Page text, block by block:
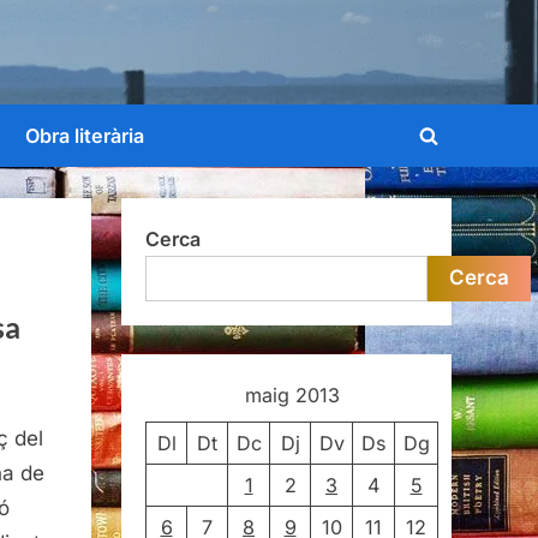
Obra literària
Toggle
search
form
del
de
Cerca
Cerca
maig 2013
Dl Dt Dc Dj Dv Ds
Dg
1
2 3 4
5
6
7 8 9 10 11
12